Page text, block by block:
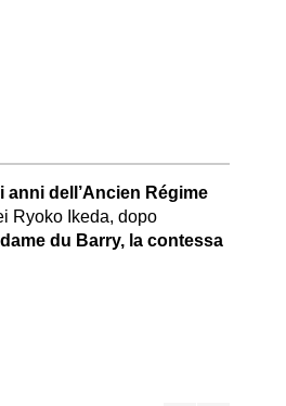
anni dell’Ancien Régime
Ryoko Ikeda, dopo
du Barry, la contessa